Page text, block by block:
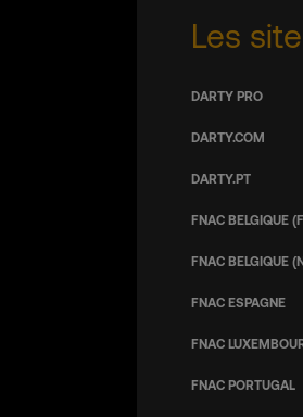
Les
DARTY PRO
DARTY.COM
DARTY.PT
FNAC BELGIQUE
FNAC BELGIQUE
FNAC ESPAGNE
FNAC
FNAC PORTUGAL